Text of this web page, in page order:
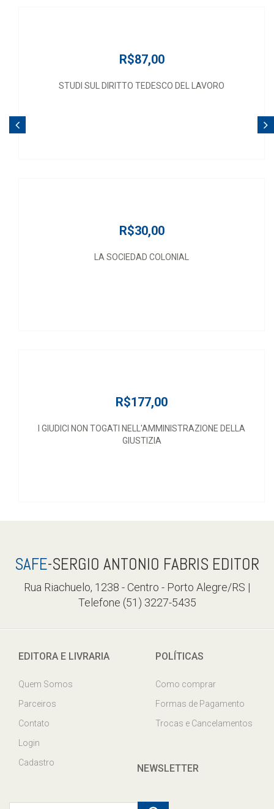
R$87,00
STUDI SUL DIRITTO TEDESCO DEL LAVORO
R$30,00
LA SOCIEDAD COLONIAL
R$177,00
I GIUDICI NON TOGATI NELL'AMMINISTRAZIONE DELLA
GIUSTIZIA
SAFE-SERGIO ANTONIO FABRIS EDITOR
Rua Riachuelo, 1238 - Centro - Porto Alegre/RS |
Telefone (51) 3227-5435
EDITORA E LIVRARIA
Quem Somos
Parceiros
Contato
Login
Cadastro
POLÍTICAS
Como comprar
Formas de Pagamento
Trocas e Cancelamentos
NEWSLETTER